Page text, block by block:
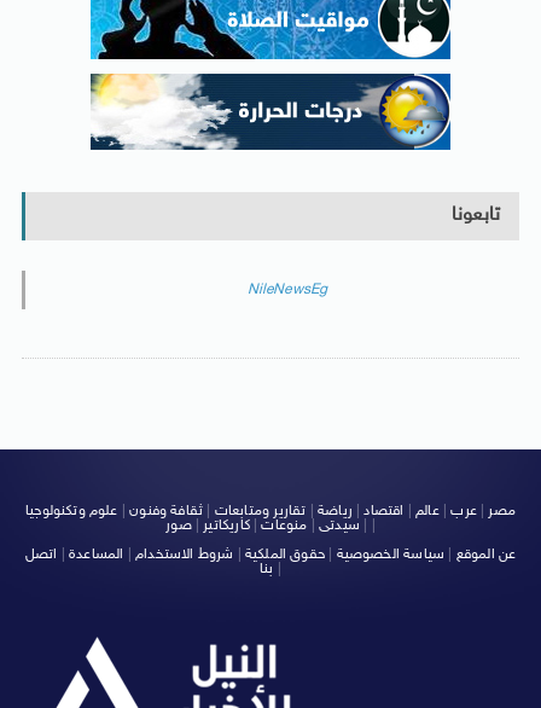
تابعونا
NileNewsEg
مصر |عرب|عالم| اقتصاد| رياضة تقارير ومتابعات ثقافة وفنون| علوم وتكنولوجيا
سيدتى| منوعات|كاريكاتير |صور
عن الموقع
سياسة الخصوصية حقوق الملكية شروط الاستخدام المساعدة
اتصل
بنا